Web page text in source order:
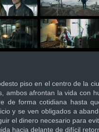
piso en el centro de la
ambos afrontan la vida con
de forma cotidiana hasta
y se ven obligados a
el dinero necesario para
hacia delante de difícil